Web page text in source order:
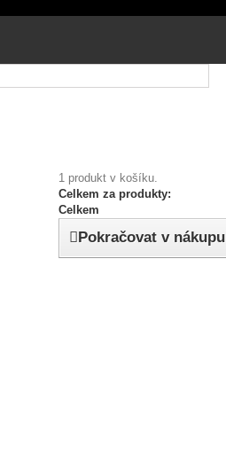
1 produkt v košíku.
Celkem za produkty:
Celkem
Pokračovat v nákupu